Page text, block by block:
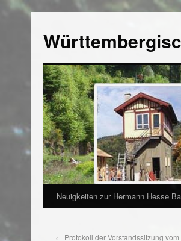
Neuigkeiten zur Hermann Hesse
← Protokoll der Vorstandssitzung